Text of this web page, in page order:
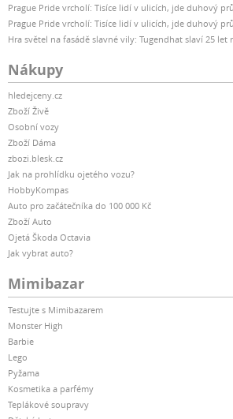
Prague Pride vrcholí: Tisíce lidí v ulicích, jde duhový
Prague Pride vrcholí: Tisíce lidí v ulicích, jde duhový
Hra světel na fasádě slavné vily: Tugendhat slaví 25 let
Nákupy
hledejceny.cz
Zboží Živě
Osobní vozy
Zboží Dáma
zbozi.blesk.cz
Jak na prohlídku ojetého vozu?
HobbyKompas
Auto pro začátečníka do 100 000 Kč
Zboží Auto
Ojetá Škoda Octavia
Jak vybrat auto?
Mimibazar
Testujte s Mimibazarem
Monster High
Barbie
Lego
Pyžama
Kosmetika a parfémy
Teplákové soupravy